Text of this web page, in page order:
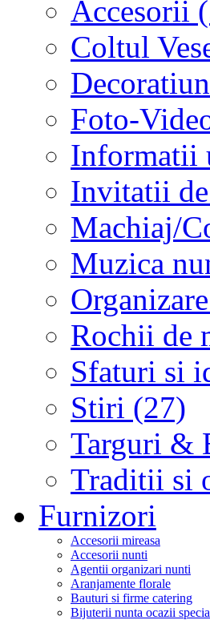
Accesorii
Coltul
Foto-
Informatii
Invitatii
Machiaj/
Muzica
Rochii de
Sfaturi si
Stiri (27)
Targuri &
Traditii si
Furnizori
Accesorii mireasa
Accesorii nunti
Agentii organizari nunti
Aranjamente florale
Bauturi si firme catering
Bijuterii nunta ocazii